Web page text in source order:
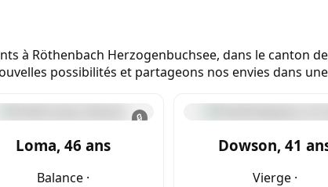
à Röthenbach Herzogenbuchsee, dans le canton
possibilités et partageons nos envies dans
🔒
Loma, 46 ans
Balance ·
Dowson, 41
Vierge ·